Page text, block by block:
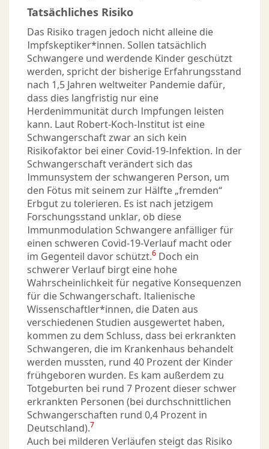
Tatsächliches Risiko
Das Risiko tragen jedoch nicht alleine die
Impfskeptiker*innen. Sollen tatsächlich
Schwangere und werdende Kinder geschützt
werden, spricht der bisherige Erfahrungsstand
nach 1,5 Jahren weltweiter Pandemie dafür,
dass dies langfristig nur eine
Herdenimmunität durch Impfungen leisten
kann. Laut Robert-Koch-Institut ist eine
Schwangerschaft zwar an sich kein
Risikofaktor bei einer Covid-19-Infektion. In der
Schwangerschaft verändert sich das
Immunsystem der schwangeren Person, um
den Fötus mit seinem zur Hälfte „fremden“
Erbgut zu tolerieren. Es ist nach jetzigem
Forschungsstand unklar, ob diese
Immunmodulation Schwangere anfälliger für
einen schweren Covid-19-Verlauf macht oder
im Gegenteil davor schützt.6 Doch ein
schwerer Verlauf birgt eine hohe
Wahrscheinlichkeit für negative Konsequenzen
für die Schwangerschaft. Italienische
Wissenschaftler*innen, die Daten aus
verschiedenen Studien ausgewertet haben,
kommen zu dem Schluss, dass bei erkrankten
Schwangeren, die im Krankenhaus behandelt
werden mussten, rund 40 Prozent der Kinder
frühgeboren wurden. Es kam außerdem zu
Totgeburten bei rund 7 Prozent dieser schwer
erkrankten Personen (bei durchschnittlichen
Schwangerschaften rund 0,4 Prozent in
Deutschland).7
Auch bei milderen Verläufen steigt das Risiko